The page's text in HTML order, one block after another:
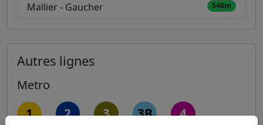
Mallier - Gaucher 548m
Autres lignes
Metro
1 2 3 3B 4